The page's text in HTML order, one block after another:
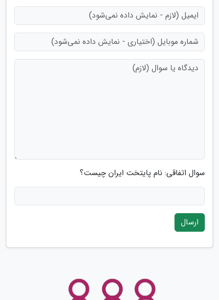
سوال اتفاقی: نام پایتخت ایران چیست؟
ارسال